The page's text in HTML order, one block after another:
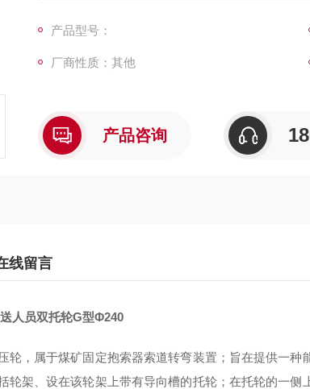
产品型号：
厂商性质：其他
产品咨询
线留言
人员双托轮G型Φ240
轮，属于煤矿固定抱索器索道转弯装置；旨在提供一
轮架、设在该轮架上带有导向槽的托轮；在托轮的一